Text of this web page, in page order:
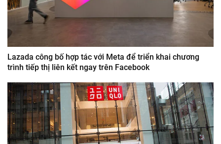
Lazada công bố hợp tác với Meta để triển khai chương
trình tiếp thị liên kết ngay trên Facebook